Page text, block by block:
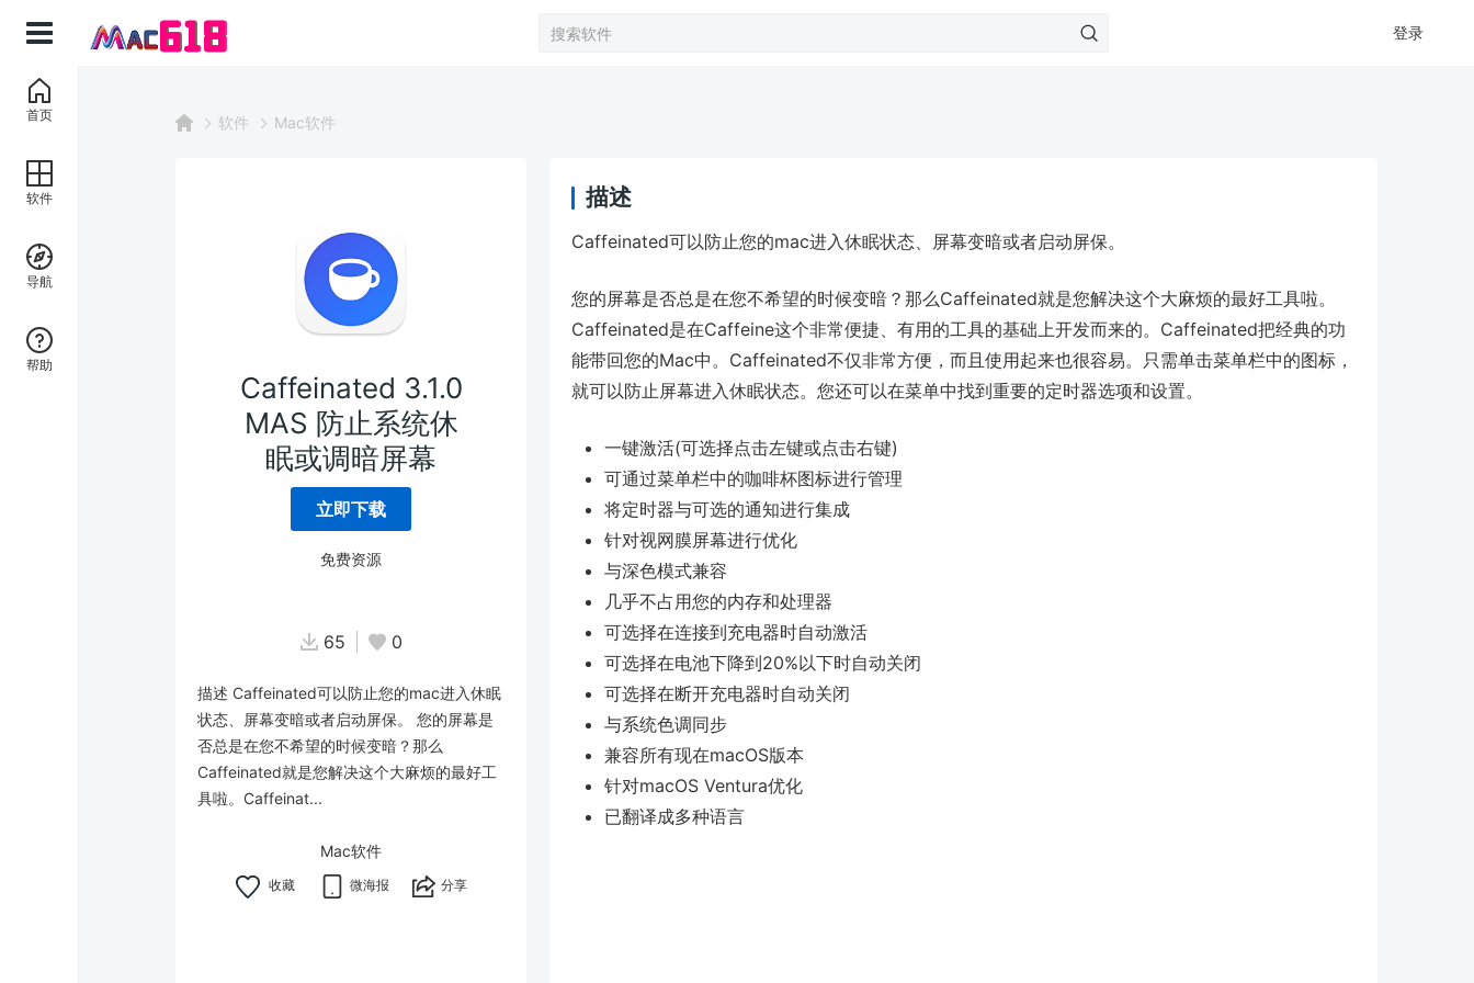
登录
软件 Mac软件
Caffeinated 3.1.0
MAS 防止系统休
眠或调暗屏幕
立即下载
免费资源
65 0
描述 Caffeinated可以防止您的mac进入休眠
状态、屏幕变暗或者启动屏保。 您的屏幕是
否总是在您不希望的时候变暗？那么
Caffeinated就是您解决这个大麻烦的最好工
具啦。Caffeinat...
Mac软件
微海报 分享
描述
Caffeinated可以防止您的mac进入休眠状态、屏幕变暗或者启动屏保。
您的屏幕是否总是在您不希望的时候变暗？那么Caffeinated就是您解决这个大麻烦的最好工具啦。
Caffeinated是在Caffeine这个非常便捷、有用的工具的基础上开发而来的。Caffeinated把经典的功
能带回您的Mac中。Caffeinated不仅非常方便，而且使用起来也很容易。只需单击菜单栏中的图标，
就可以防止屏幕进入休眠状态。您还可以在菜单中找到重要的定时器选项和设置。
一键激活(可选择点击左键或点击右键)
可通过菜单栏中的咖啡杯图标进行管理
将定时器与可选的通知进行集成
针对视网膜屏幕进行优化
与深色模式兼容
几乎不占用您的内存和处理器
可选择在连接到充电器时自动激活
可选择在电池下降到20%以下时自动关闭
可选择在断开充电器时自动关闭
与系统色调同步
兼容所有现在macOS版本
针对macOS Ventura优化
已翻译成多种语言
首页
软件
导航
帮助